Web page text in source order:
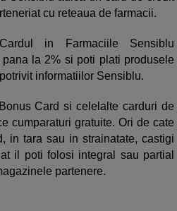
cu reteaua de farmacii.
in Farmaciile Sensiblu
la 2% si poti plati produsele
informatiilor Sensiblu.
Card si celelalte carduri de
cumparaturi gratuite. Ori de cate
in tara sau in strainatate, castigi
il poti folosi integral sau partial
partenere.